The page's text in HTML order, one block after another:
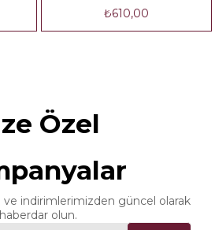
₺610,00
Özel
ve indirimlerimizden güncel olarak
haberdar olun.